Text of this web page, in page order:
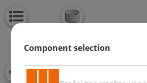
Component selection